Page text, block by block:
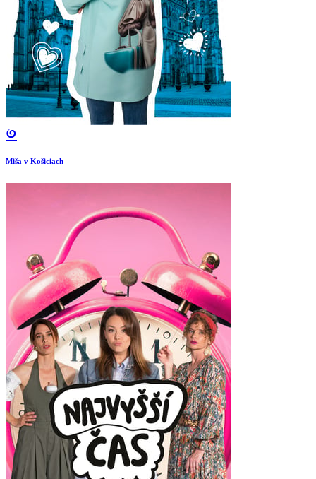
Miša v Košiciach